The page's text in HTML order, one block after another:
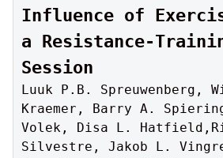
Influence of
a Resistance-
Session
Luuk P.B. Spreuwenberg,
Kraemer, Barry A.
Volek, Disa L.
Silvestre, Jakob L.